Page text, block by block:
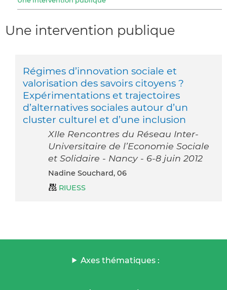
Une intervention publique
Régimes d’innovation sociale et
valorisation des savoirs citoyens ?
Expérimentations et trajectoires
d’alternatives sociales autour d’un
cluster culturel et d’une inclusion
XIIe Rencontres du Réseau Inter-
Universitaire de l’Economie Sociale
et Solidaire - Nancy - 6-8 juin 2012
Nadine Souchard, 06
RIUESS
Axes thématiques :